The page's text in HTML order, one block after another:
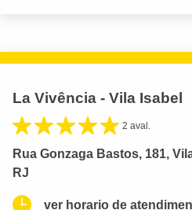
La Vivência - Vila Isabel
2 aval.
Rua Gonzaga Bastos, 181,
RJ
ver horario de